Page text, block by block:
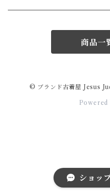
ショッ
GIVENCHY
スカーフ/ハンカチ
商品一
© ブランド古着屋 Jesus